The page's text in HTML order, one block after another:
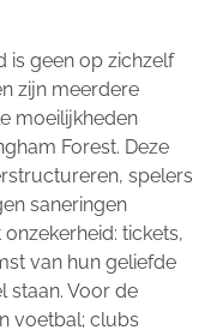
is geen op zichzelf
zijn meerdere
moeilijkheden
Forest. Deze
spelers
saneringen
tickets,
van hun geliefde
staan. Voor de
voetbal; clubs